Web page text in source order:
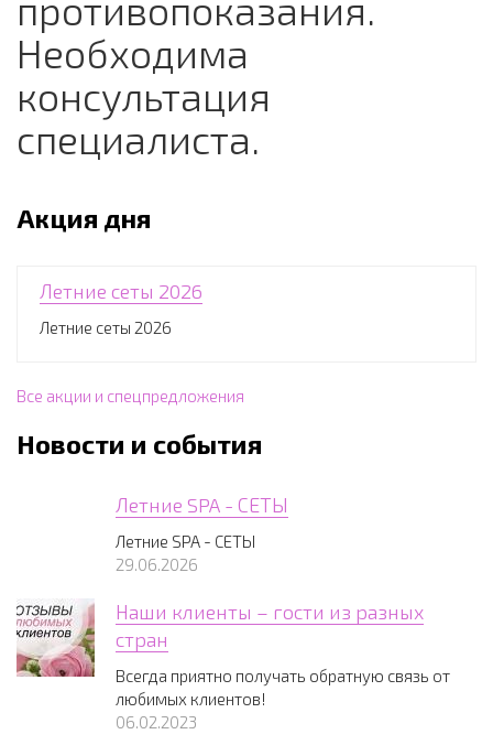
Необходима
консультация
специалиста.
Акция дня
Летние сеты 2026
Летние сеты 2026
Все акции и спецпредложения
Новости и события
Летние SPA - СЕТЫ
Летние SPA - СЕТЫ
29.06.2026
Наши клиенты – гости из разных
стран
Всегда приятно получать обратную связь от
любимых клиентов!
06.02.2023